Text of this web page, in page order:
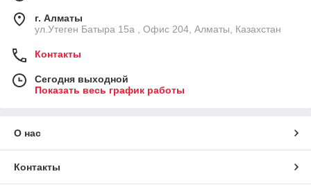
г. Алматы
ул.Утеген Батыра 15а , Офис 204, Алматы, Казахстан
Контакты
Сегодня выходной
Показать весь график работы
О нас
Контакты